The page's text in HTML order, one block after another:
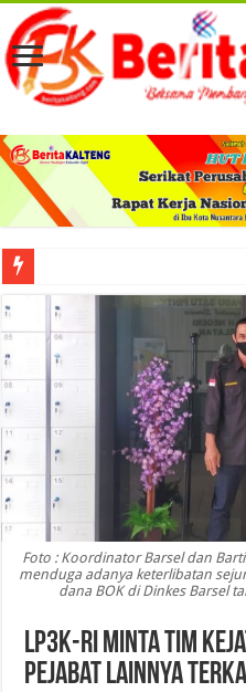
Viral! Selama Dua Bulan Lebih Siltap
Foto : Koordinator Barsel dan
menduga adanya keterlibatan
dana BOK di Dinkes Barsel
LP3K-RI Minta Tim
Pejabat Lainnya